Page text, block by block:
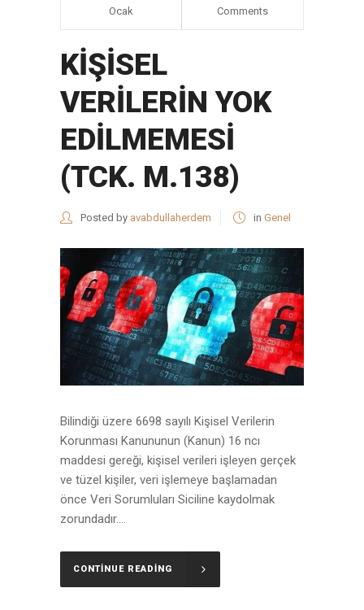
Ocak Comments
KİŞİSEL
VERİLERİN YOK
EDİLMEMESİ
(TCK. M.138)
Posted by avabdullaherdem in Genel
Bilindiği üzere 6698 sayılı Kişisel Verilerin
Korunması Kanununun (Kanun) 16 ncı
maddesi gereği, kişisel verileri işleyen gerçek
ve tüzel kişiler, veri işlemeye başlamadan
önce Veri Sorumluları Siciline kaydolmak
zorundadır....
CONTINUE READING